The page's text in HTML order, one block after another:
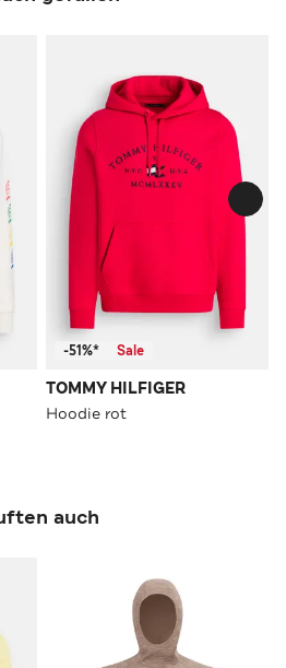
-51%* Sale
TOMMY HILFIGER
Hoodie rot
auch